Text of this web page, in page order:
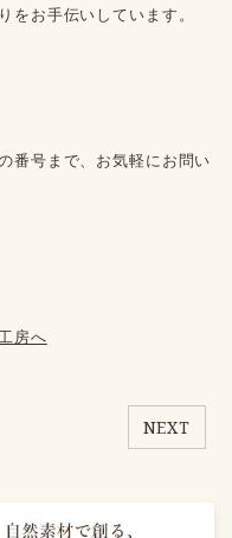
をお手伝いしています。
番号まで、お気軽にお問い
房へ
NEXT